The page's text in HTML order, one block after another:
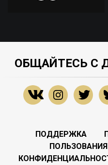
ОБЩАЙТЕСЬ С
ПОДДЕРЖКА
ПОЛЬЗОВАНИЯ